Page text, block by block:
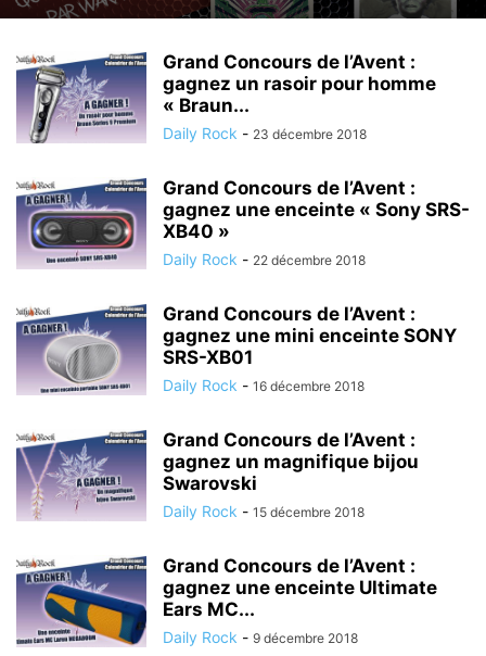
Grand Concours de l’Avent :
gagnez un rasoir pour homme
« Braun...
Daily Rock - 23 décembre 2018
Grand Concours de l’Avent :
gagnez une enceinte « Sony SRS-
XB40 »
Daily Rock - 22 décembre 2018
Grand Concours de l’Avent :
gagnez une mini enceinte SONY
SRS-XB01
Daily Rock - 16 décembre 2018
Grand Concours de l’Avent :
gagnez un magnifique bijou
Swarovski
Daily Rock - 15 décembre 2018
Grand Concours de l’Avent :
gagnez une enceinte Ultimate
Ears MC...
Daily Rock - 9 décembre 2018